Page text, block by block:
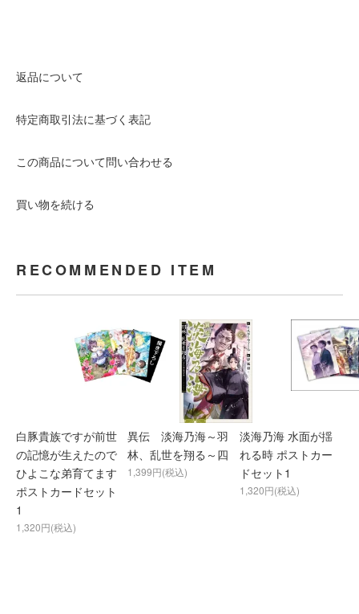
返品について
特定商取引法に基づく表記
この商品について問い合わせる
買い物を続ける
RECOMMENDED ITEM
白豚貴族ですが前世
の記憶が生えたので
ひよこな弟育てます
ポストカードセット
1
1,320円(税込)
異伝 淡海乃海～羽
林、乱世を翔る～四
1,399円(税込)
淡海乃海 水面が揺
れる時 ポストカー
ドセット1
1,320円(税込)